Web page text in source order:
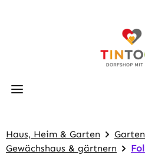
Haus, Heim & Garten
Gewächshaus & gärtnern